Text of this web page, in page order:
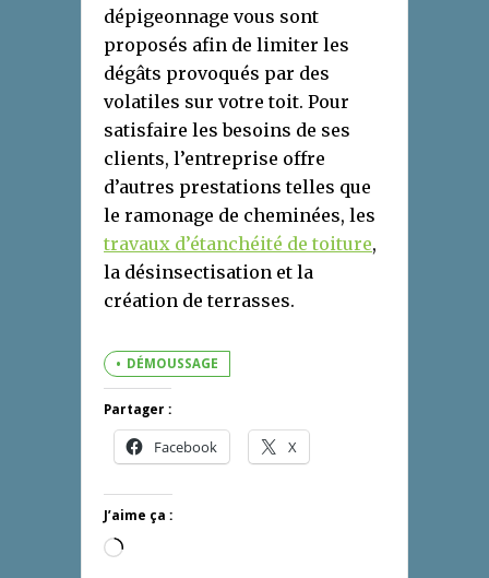
dépigeonnage vous sont
proposés afin de limiter les
dégâts provoqués par des
volatiles sur votre toit. Pour
satisfaire les besoins de ses
clients, l’entreprise offre
d’autres prestations telles que
le ramonage de cheminées, les
travaux d’étanchéité de toiture,
la désinsectisation et la
création de terrasses.
DÉMOUSSAGE
Partager :
Facebook X
J’aime ça :
Chargement…